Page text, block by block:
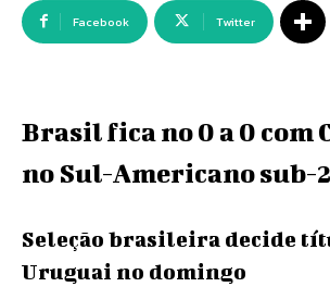
Facebook Twitter
Brasil fica no 0 a 0 com
no Sul-Americano sub-
Seleção brasileira decide
Uruguai no domingo